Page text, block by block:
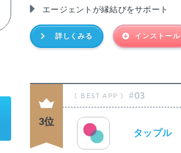
エージェントが縁結びをサポート
詳しくみる インストール
3位
#03
タップル